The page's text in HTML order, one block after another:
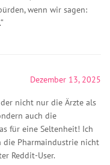
wenn wir sagen:
Dezember 13, 2025
nicht nur die Ärzte als
auch die
für eine Seltenheit! Ich
die Pharmaindustrie nicht
Reddit-User.